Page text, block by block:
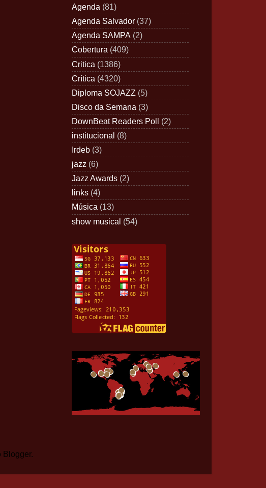
Agenda (81)
Agenda Salvador (37)
Agenda SAMPA (2)
Cobertura (409)
Critica (1386)
Crítica (4320)
Diploma SOJAZZ (5)
Disco da Semana (3)
DownBeat Readers Poll (2)
institucional (8)
Irdeb (3)
jazz (6)
Jazz Awards (2)
links (4)
Música (13)
show musical (54)
Blogger.